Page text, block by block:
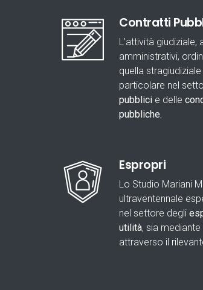
Contratti
L’attività giudiziale,
amministrativi,
quella
particolare nel
pubblici e delle
pubbliche.
Espropri
Lo Studio Mariani
ultraventennale
nel settore degli
utilità, sia
attraverso il